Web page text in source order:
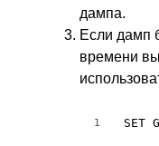
дампа.
Если дамп
времени
1 SET